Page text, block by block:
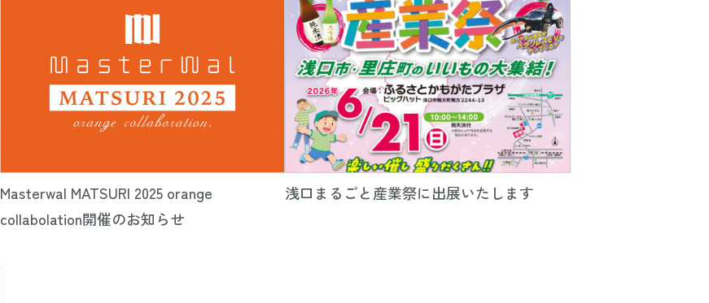
Masterwal MATSURI 2025 orange
collabolation開催のお知らせ
浅口まるごと産業祭に出展いたします